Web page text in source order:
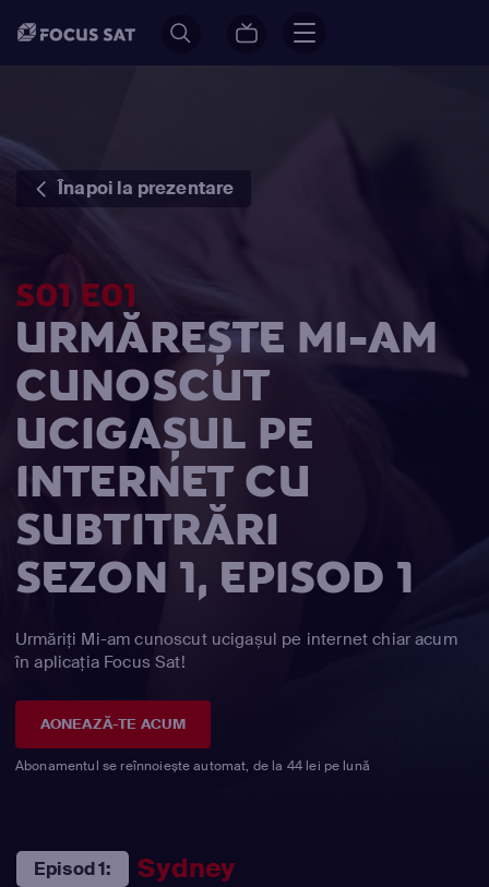
Înapoi la prezentare
S01 E01
URMĂREȘTE MI-AM
CUNOSCUT
UCIGAȘUL PE
INTERNET CU
SUBTITRĂRI
SEZON 1, EPISOD 1
Urmăriți Mi-am cunoscut ucigașul pe internet chiar acum
în aplicația Focus Sat!
AONEAZĂ-TE ACUM
Abonamentul se reînnoiește automat, de la 44 lei pe lună
Episod 1: Sydney